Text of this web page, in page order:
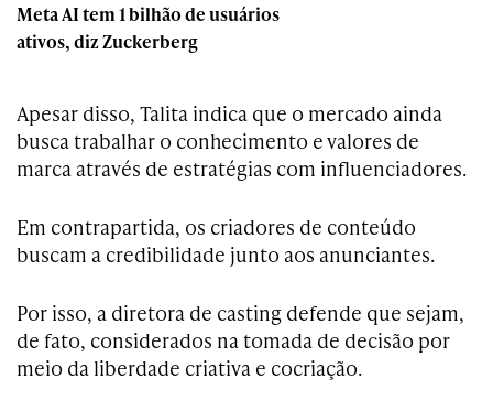
Meta AI tem 1 bilhão de usuários
ativos, diz Zuckerberg
Apesar disso, Talita indica que o mercado ainda
busca trabalhar o conhecimento e valores de
marca através de estratégias com influenciadores.
Em contrapartida, os criadores de conteúdo
buscam a credibilidade junto aos anunciantes.
Por isso, a diretora de casting defende que sejam,
de fato, considerados na tomada de decisão por
meio da liberdade criativa e cocriação.